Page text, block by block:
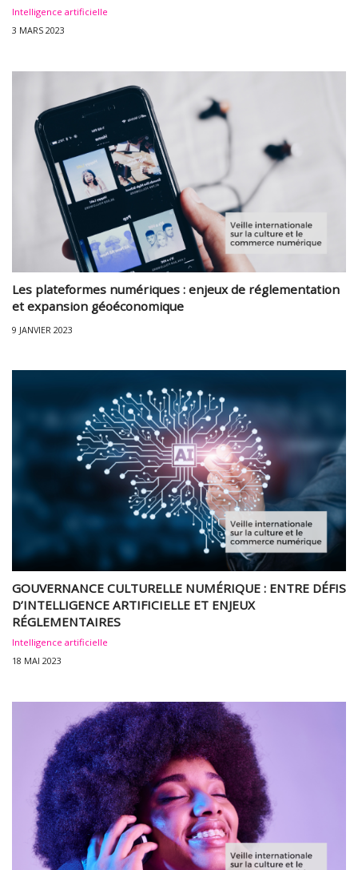
Intelligence artificielle
3 MARS 2023
Les plateformes numériques : enjeux de réglementation
et expansion géoéconomique
9 JANVIER 2023
GOUVERNANCE CULTURELLE NUMÉRIQUE : ENTRE DÉFIS
D’INTELLIGENCE ARTIFICIELLE ET ENJEUX
RÉGLEMENTAIRES
Intelligence artificielle
18 MAI 2023